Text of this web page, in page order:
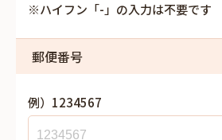
※ハイフン「-」の入力は不要です
郵便番号
例）1234567